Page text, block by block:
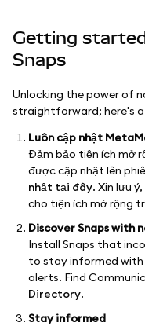
Getting
Snaps
Unlocking the power of
straightforward; here's
Luôn cập nhật
Đảm bảo tiện ích mở
được cập nhật lên
nhật tại đây. Xin lưu
cho tiện ích mở rộng
Discover Snaps with
Install Snaps that
to stay informed
alerts. Find
Directory.
Stay informed